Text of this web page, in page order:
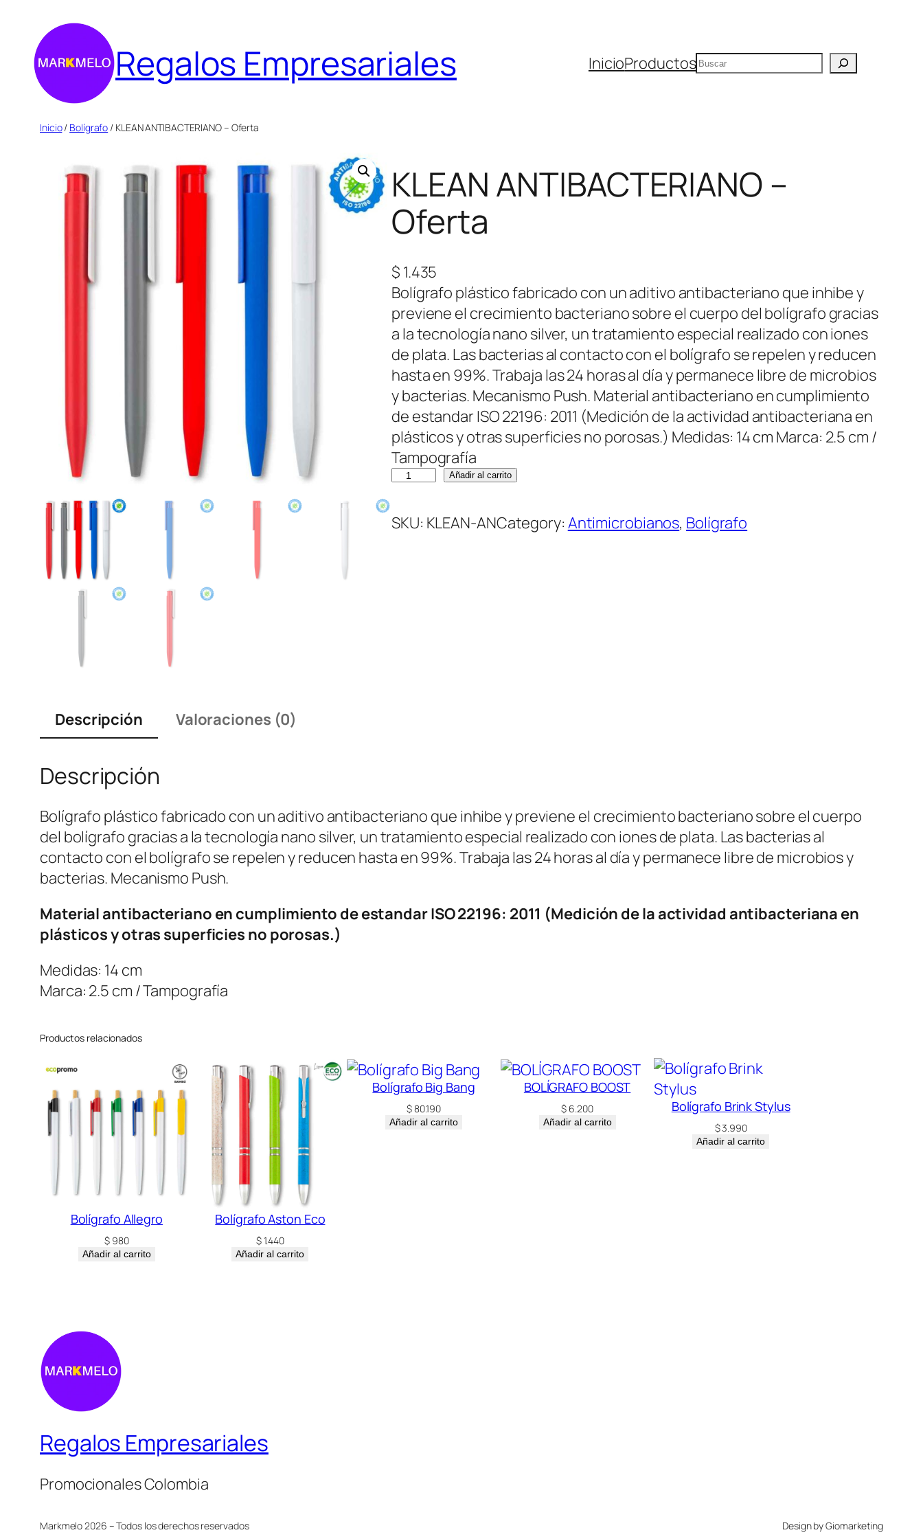
contenido
Regalos Empresariales InicioProductosBuscar
Inicio/ Bolígrafo / KLEAN ANTIBACTERIANO – Oferta
KLEAN ANTIBACTERIANO –
Oferta
$ 1.435
Bolígrafo plástico fabricado con un aditivo antibacteriano que inhibe y
previene el crecimiento bacteriano sobre el cuerpo del bolígrafo gracias
a la tecnología nano silver, un tratamiento especial realizado con iones
de plata. Las bacterias al contacto con el bolígrafo se repelen y reducen
hasta en 99%. Trabaja las 24 horas al día y permanece libre de microbios
y bacterias. Mecanismo Push. Material antibacteriano en cumplimiento
de estandar ISO 22196: 2011 (Medición de la actividad antibacteriana en
plásticos y otras superficies no porosas.) Medidas: 14 cm Marca: 2.5 cm /
Tampografía
K
E
A
N
O
–
f
t
i
d
Añadir al carrito
SKU: KLEAN-ANCategory: Antimicrobianos, Bolígrafo
Descripción Valoraciones (0)
Descripción
Bolígrafo plástico fabricado con un aditivo antibacteriano que inhibe y previene el crecimiento bacteriano sobre el cuerpo
del bolígrafo gracias a la tecnología nano silver, un tratamiento especial realizado con iones de plata. Las bacterias al
contacto con el bolígrafo se repelen y reducen hasta en 99%. Trabaja las 24 horas al día y permanece libre de microbios y
bacterias. Mecanismo Push.
Material antibacteriano en cumplimiento de estandar ISO 22196: 2011 (Medición de la actividad antibacteriana en
plásticos y otras superficies no porosas.)
Medidas: 14 cm
Marca: 2.5 cm / Tampografía
Productos relacionados
Bolígrafo Allegro
$980
Añadir al carrito
Bolígrafo Aston Eco
$1.440
Añadir al carrito
Bolígrafo Big Bang
$80.190
Añadir al carrito
BOLÍGRAFO BOOST
$ 6.200
Añadir al carrito
Bolígrafo Brink Stylus
$3.990
Añadir al carrito
Regalos Empresariales
Promocionales Colombia
Markmelo 2026 – Todos los derechos reservados Design by Giomarketing